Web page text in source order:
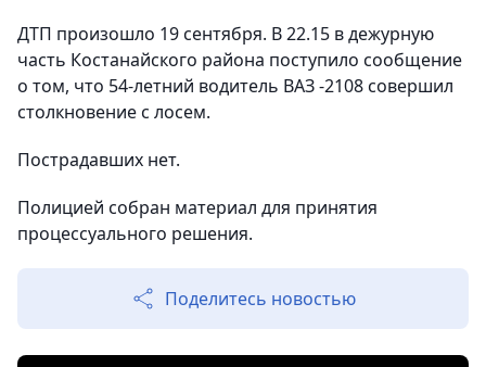
ДТП произошло 19 сентября. В 22.15 в дежурную
часть Костанайского района поступило сообщение
о том, что 54-летний водитель ВАЗ -2108 совершил
столкновение с лосем.
Пострадавших нет.
Полицией собран материал для принятия
процессуального решения.
Поделитесь новостью